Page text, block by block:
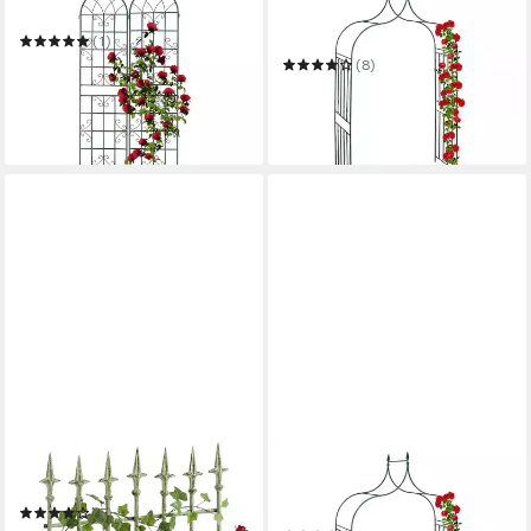
Rankgitter 2er Set 220 cm
(1)
UVP99,99 €
in 3-4 Werktagen bei dir
Rosenbogen Metall mit
(8)
49,99 € UVP
in 3-4 Werktagen bei dir
Rankgitter Elisa
(5)
Rosenbogen Metall mit